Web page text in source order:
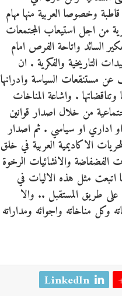
وخصوصا العربية منها مهام
من اجل استيعاب المجتمعات
السائد واتاحة الفرص امام
التاريخية والفكرية . ان
عن مستنقعات السياسة وادرانها
وتناقضاتها . واشاعة المناخات
من خلال اصدار قوانين
اداري او سياسي . ثم اصدار
الاكاديمية العربية في خلق
الفضفاضة والانشائيات الرخوة
اتبعت مثل هذه الاليات في
طريق المستقبل .. والا
وكل مناخاته واجوائه ومداراته
LinkedIn